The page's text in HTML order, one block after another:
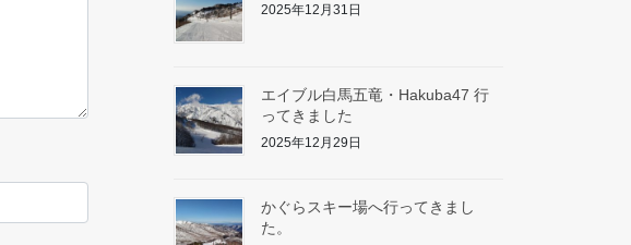
2025年12月31日
エイブル白馬五竜・Hakuba47 行
ってきました
2025年12月29日
かぐらスキー場へ行ってきまし
た。